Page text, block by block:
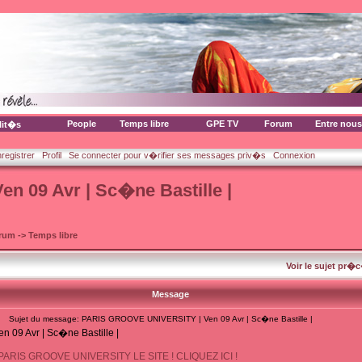
People Temps libre GPE TV Forum Entre nous
Profil Se connecter pour v�rifier ses messages priv�s Connexion
09 Avr | Sc�ne Bastille |
-> Temps libre
Voir le sujet
Message
Sujet du message: PARIS GROOVE UNIVERSITY | Ven 09 Avr | Sc�ne Bastille |
09 Avr | Sc�ne Bastille |
GROOVE UNIVERSITY LE SITE ! CLIQUEZ ICI !